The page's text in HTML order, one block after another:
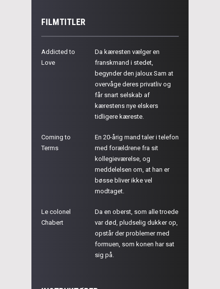
FILMTITLER
Addicted to
Love
Da kæresten vælger en
franskmand i stedet,
begynder den jaloux Sam at
overvåge deres privatliv og
får snart selskab af
kærestens nye elskers
tidligere kæreste.
Coming to
Terms
En 20-årig mand taler i telefon
med forældrene fra sit
kollegieværelse, og
meddelelsen om, at han er
bøsse bliver ikke vel
modtaget.
Le colonel
Chabert
Da en oberst, som alle troede
var død, pludselig dukker op,
opstår der problemer med
formuen, som konen har sat
sig på.